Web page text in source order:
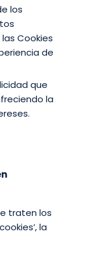
los
Cookies
de
que
la
traten los
la